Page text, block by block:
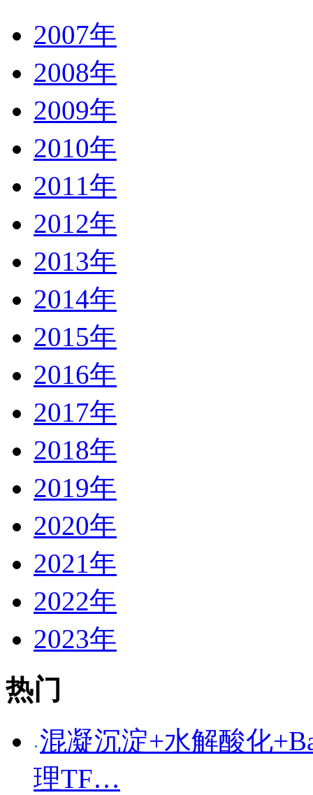
2007年
2008年
2009年
2010年
2011年
2012年
2013年
2014年
2015年
2016年
2017年
2018年
2019年
2020年
2021年
2022年
2023年
热门
混凝沉淀+水解酸化
理TF…